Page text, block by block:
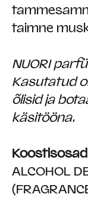
taimne
NUORI
Kasutatud
õlisid ja
käsitööna.
ALCOHOL